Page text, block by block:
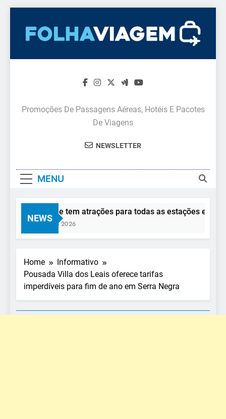
content
Promoções De Passagens Aéreas, Hotéis E Pacotes
De Viagens
NEWSLETTER
MENU
NEWS
Monte Verde tem atrações para todas as estações e todos
5 De Agosto De 2026
Home
Informativo
Pousada Villa dos Leais oferece tarifas
imperdíveis para fim de ano em Serra Negra